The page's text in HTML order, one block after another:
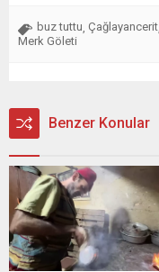
buz tuttu Çağlayancerit
Merk Göleti
Benzer Konular